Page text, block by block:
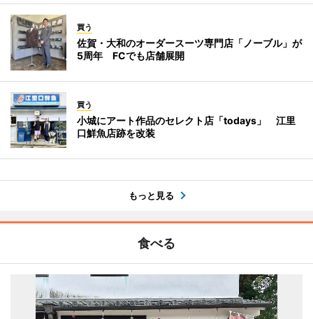
買う
佐賀・大和のオーダースーツ専門店「ノーブル」が
5周年 FCでも店舗展開
買う
小城にアート作品のセレクト店「todays」 江里
口鮮魚店跡を改装
もっと見る
食べる